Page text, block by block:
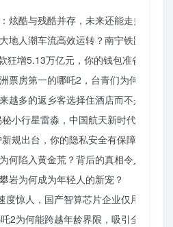
炫酷与残酷并存，未来还能走多远？
地人潮车流高效运转？南宁铁路枢纽
狂增5.13万亿元，你的钱包准备好了吗
票房第一的哪吒2，台青们为何如此惊
越多的返乡客选择住酒店而不是家里？
小行星雷淼，中国航天新时代即将开
规出台，你的隐私安全有保障了吗？
何陷入黄金荒？背后的真相令人
岩为何成为年轻人的新宠？
度惊人，国产智算芯片企业仅用一周
2为何能跨越年龄界限，吸引全民观影